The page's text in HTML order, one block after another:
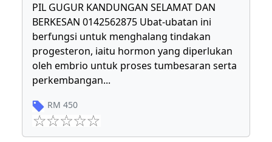
PIL GUGUR KANDUNGAN SELAMAT DAN
BERKESAN 0142562875 Ubat-ubatan ini
berfungsi untuk menghalang tindakan
progesteron, iaitu hormon yang diperlukan
oleh embrio untuk proses tumbesaran serta
perkembangan...
RM 450